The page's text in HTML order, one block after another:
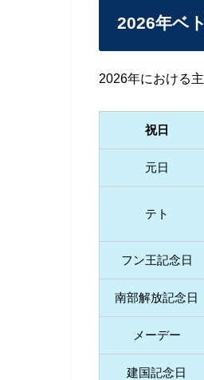
2026年ベ
2026年における
祝日
元日
テト
フン王記念日
南部解放記念日
メーデー
建国記念日